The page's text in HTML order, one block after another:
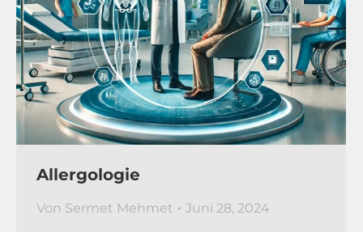
Allergologie
Von Sermet Mehmet Juni 28, 2024